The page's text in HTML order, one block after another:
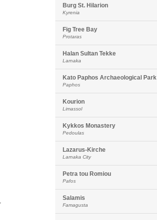
Burg St. Hilarion
Kyrenia
Fig Tree Bay
Protaras
Halan Sultan Tekke
Larnaka
Kato Paphos Archaeological Park
Paphos
Kourion
Limassol
Kykkos Monastery
Pedoulas
Lazarus-Kirche
Larnaka City
Petra tou Romiou
Pafos
Salamis
Famagusta